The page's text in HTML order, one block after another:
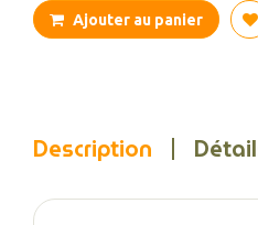
Ajouter au panier
Description